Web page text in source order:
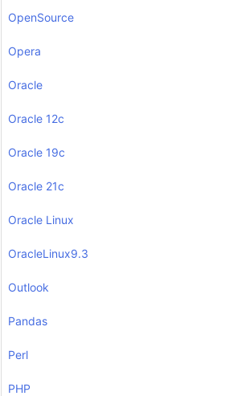
OpenSource
Opera
Oracle
Oracle 12c
Oracle 19c
Oracle 21c
Oracle Linux
OracleLinux9.3
Outlook
Pandas
Perl
PHP